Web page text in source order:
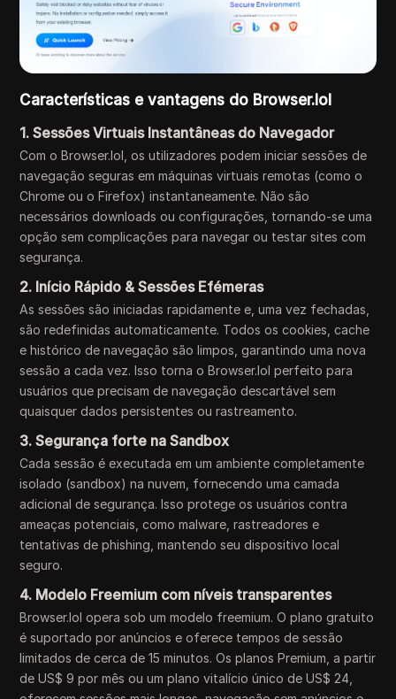
Características e vantagens do Browser.lol
1. Sessões Virtuais Instantâneas do Navegador
Com o Browser.lol, os utilizadores podem iniciar sessões de
navegação seguras em máquinas virtuais remotas (como o
Chrome ou o Firefox) instantaneamente. Não são
necessários downloads ou configurações, tornando-se uma
opção sem complicações para navegar ou testar sites com
segurança.
2. Início Rápido & Sessões Efémeras
As sessões são iniciadas rapidamente e, uma vez fechadas,
são redefinidas automaticamente. Todos os cookies, cache
e histórico de navegação são limpos, garantindo uma nova
sessão a cada vez. Isso torna o Browser.lol perfeito para
usuários que precisam de navegação descartável sem
quaisquer dados persistentes ou rastreamento.
3. Segurança forte na Sandbox
Cada sessão é executada em um ambiente completamente
isolado (sandbox) na nuvem, fornecendo uma camada
adicional de segurança. Isso protege os usuários contra
ameaças potenciais, como malware, rastreadores e
tentativas de phishing, mantendo seu dispositivo local
seguro.
4. Modelo Freemium com níveis transparentes
Browser.lol opera sob um modelo freemium. O plano gratuito
é suportado por anúncios e oferece tempos de sessão
limitados de cerca de 15 minutos. Os planos Premium, a partir
de US$ 9 por mês ou um plano vitalício único de US$ 24,